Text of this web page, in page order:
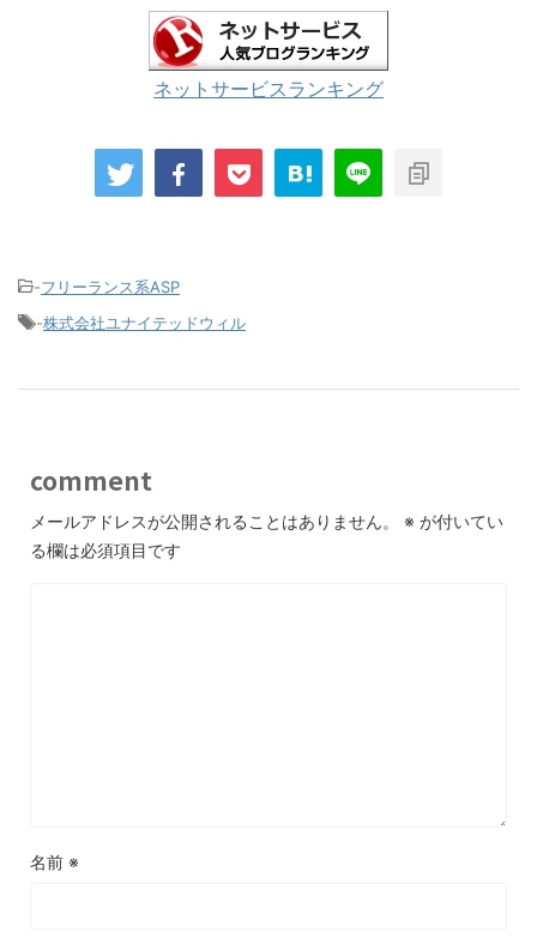
ネットサービスランキング
-フリーランス系ASP
-株式会社ユナイテッドウィル
comment
メールアドレスが公開されることはありません。 ※ が付いてい
る欄は必須項目です
名前 ※